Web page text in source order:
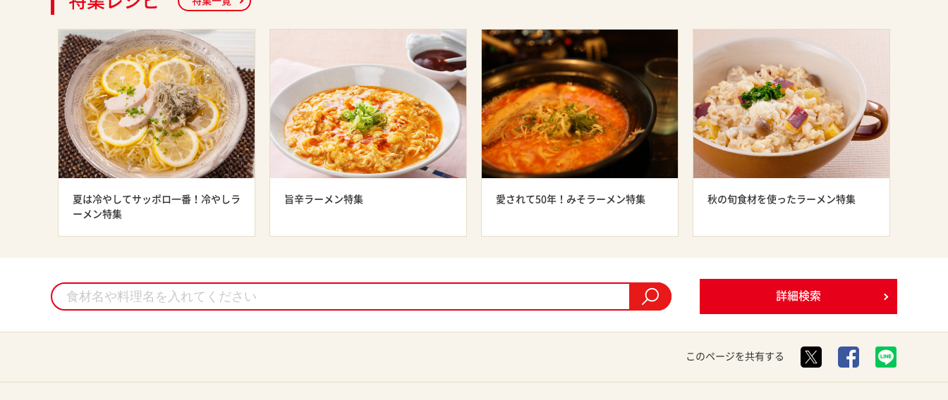
夏は冷やしてサッポロ一番！冷やしラ
ーメン特集
旨辛ラーメン特集 愛されて50年！みそラーメン特集 秋の旬食材を使ったラーメン特集
詳細検索
このページを共有する